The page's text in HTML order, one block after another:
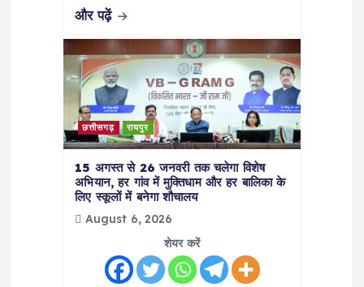
और पढ़ें
छत्तीसगढ़ रायपुर
15 अगस्त से 26 जनवरी तक चलेगा विशेष
अभियान, हर गांव में मुक्तिधाम और हर बालिका के
लिए स्कूलों में बनेगा शौचालय
August 6, 2026
शेयर करें